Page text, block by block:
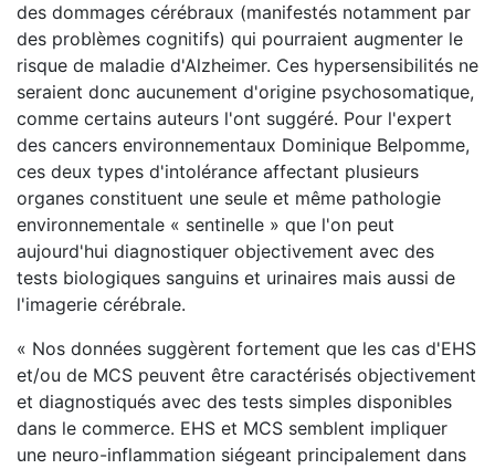
des dommages cérébraux (manifestés notamment par
des problèmes cognitifs) qui pourraient augmenter le
risque de maladie d'Alzheimer. Ces hypersensibilités ne
seraient donc aucunement d'origine psychosomatique,
comme certains auteurs l'ont suggéré. Pour l'expert
des cancers environnementaux Dominique Belpomme,
ces deux types d'intolérance affectant plusieurs
organes constituent une seule et même pathologie
environnementale « sentinelle » que l'on peut
aujourd'hui diagnostiquer objectivement avec des
tests biologiques sanguins et urinaires mais aussi de
l'imagerie cérébrale.
« Nos données suggèrent fortement que les cas d'EHS
et/ou de MCS peuvent être caractérisés objectivement
et diagnostiqués avec des tests simples disponibles
dans le commerce. EHS et MCS semblent impliquer
une neuro-inflammation siégeant principalement dans